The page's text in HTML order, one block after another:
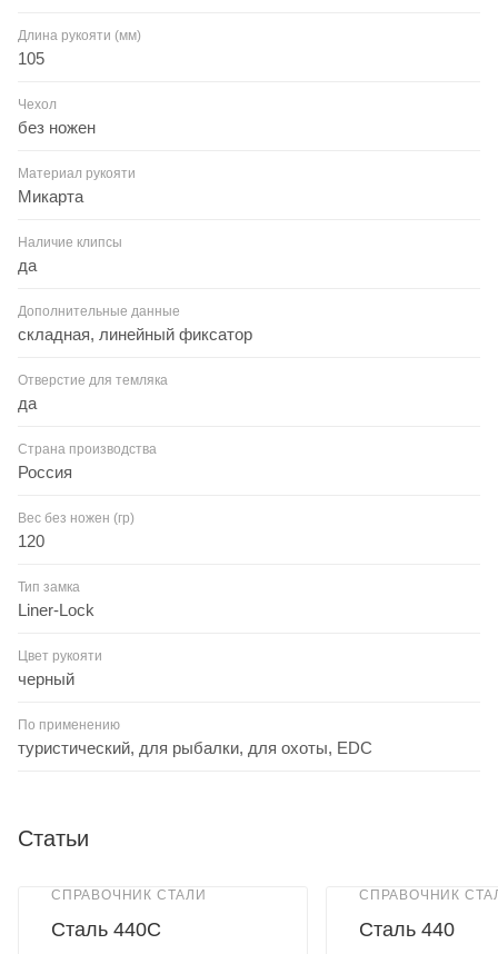
Длина рукояти (мм)
105
Чехол
без ножен
Материал рукояти
Микарта
Наличие клипсы
да
Дополнительные данные
складная, линейный фиксатор
Отверстие для темляка
да
Страна производства
Россия
Вес без ножен (гр)
120
Тип замка
Liner-Lock
Цвет рукояти
черный
По применению
туристический, для рыбалки, для охоты, EDC
Статьи
СПРАВОЧНИК СТАЛИ
Сталь 440C
СПРАВОЧНИК
Сталь 440